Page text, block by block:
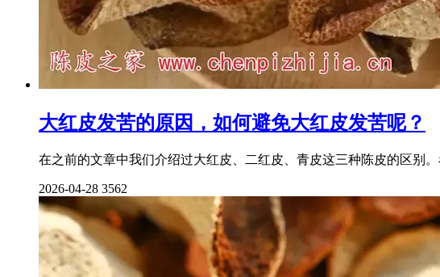
大红皮发苦的原因，如何避免大红皮发苦呢？
在之前的文章中我们介绍过大红皮、二红皮、青皮这三种陈皮的区别
2026-04-28 3562